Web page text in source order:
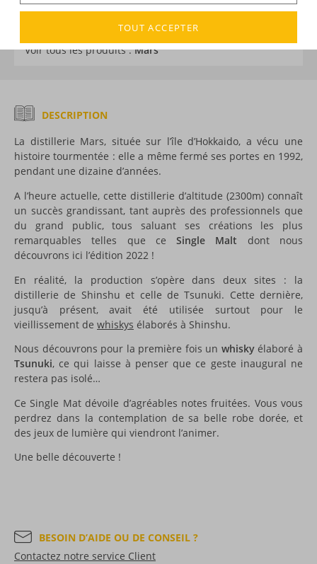
Voir tous les produits :Mars
DESCRIPTION
La distillerie Mars, située sur l’île d’Hokkaido, a vécu une
histoire tourmentée : elle a même fermé ses portes en 1992,
pendant une dizaine d’années.
A l’heure actuelle, cette distillerie d’altitude (2300m) connaît
un succès grandissant, tant auprès des professionnels que
du grand public, tous saluant ses créations les plus
remarquables telles que ceSingle Malt dont nous
découvrons ici l’édition 2022 !
En réalité, la production s’opère dans deux sites : la
distillerie de Shinshu et celle de Tsunuki. Cette dernière,
jusqu’à présent, avait été utilisée surtout pour le
vieillissement de whiskys élaborés à Shinshu.
Nous découvrons pour la première fois un whiskyélaboré à
Tsunuki, ce qui laisse à penser que ce geste inaugural ne
restera pas isolé…
Ce Single Mat dévoile d’agréables notes fruitées. Vous vous
perdrez dans la contemplation de sa belle robe dorée, et
des jeux de lumière qui viendront l’animer.
Une belle découverte !
BESOIN D’AIDE OU DE CONSEIL ?
Contactez notre service Client
TOUT ACCEPTER